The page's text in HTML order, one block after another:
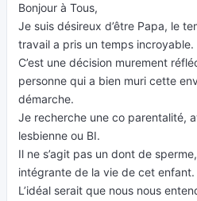
Bonjour à Tous,
Je suis désireux d’être Papa, le
travail a pris un temps incroyable.
C’est une décision murement
personne qui a bien muri cette
démarche.
Je recherche une co parentalité,
lesbienne ou BI.
Il ne s’agit pas un dont de
intégrante de la vie de cet enfant.
L’idéal serait que nous nous